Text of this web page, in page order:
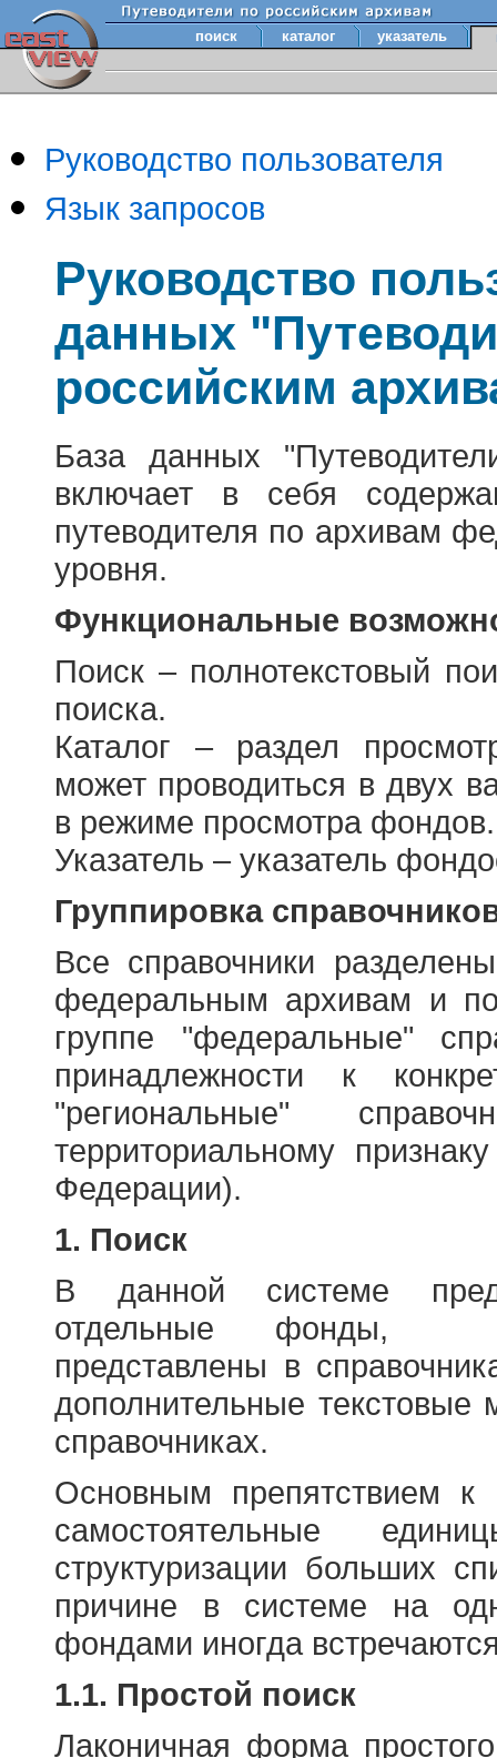
поиск каталог указатель
Руководство пользователя
Язык запросов
Руководство
данных
российским
База данных
включает в себя
путеводителя по архивам
уровня.
Функциональные
Поиск – полнотекстовый
поиска.
Каталог – раздел
может проводиться в двух
в режиме просмотра фондов.
Указатель – указатель
Группировка
Все справочники
федеральным архивам и
группе "федеральные"
принадлежности к
"региональные"
территориальному
Федерации).
1. Поиск
В данной системе
отдельные фонды,
представлены в
дополнительные
справочниках.
Основным препятствием
самостоятельные
структуризации больших
причине в системе на
фондами иногда
1.1. Простой поиск
Лаконичная форма